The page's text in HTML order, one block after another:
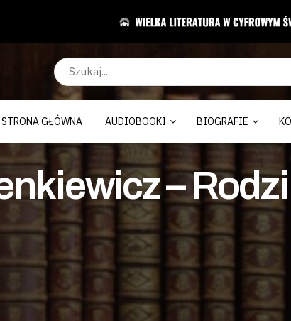
STRONA GŁÓWNA AUDIOBOOKI BIOGRAFIE
–